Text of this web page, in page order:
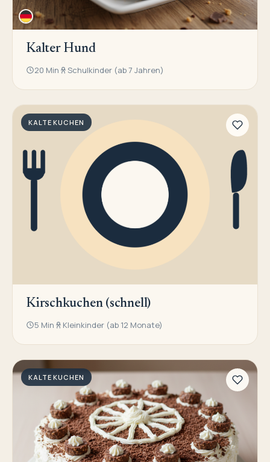
Kalter Hund
20 Min Schulkinder (ab 7 Jahren)
KALTE KUCHEN
Kirschkuchen (schnell)
5 Min Kleinkinder (ab 12 Monate)
KALTE KUCHEN